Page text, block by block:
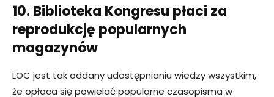
10. Biblioteka Kongresu płaci za
reprodukcję popularnych
magazynów
LOC jest tak oddany udostępnianiu wiedzy wszystkim,
że opłaca się powielać popularne czasopisma w